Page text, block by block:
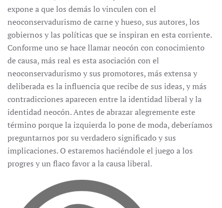
expone a que los demás lo vinculen con el
neoconservadurismo de carne y hueso, sus autores, los
gobiernos y las políticas que se inspiran en esta corriente.
Conforme uno se hace llamar neocón con conocimiento
de causa, más real es esta asociación con el
neoconservadurismo y sus promotores, más extensa y
deliberada es la influencia que recibe de sus ideas, y más
contradicciones aparecen entre la identidad liberal y la
identidad neocón. Antes de abrazar alegremente este
término porque la izquierda lo pone de moda, deberíamos
preguntarnos por su verdadero significado y sus
implicaciones. O estaremos haciéndole el juego a los
progres y un flaco favor a la causa liberal.